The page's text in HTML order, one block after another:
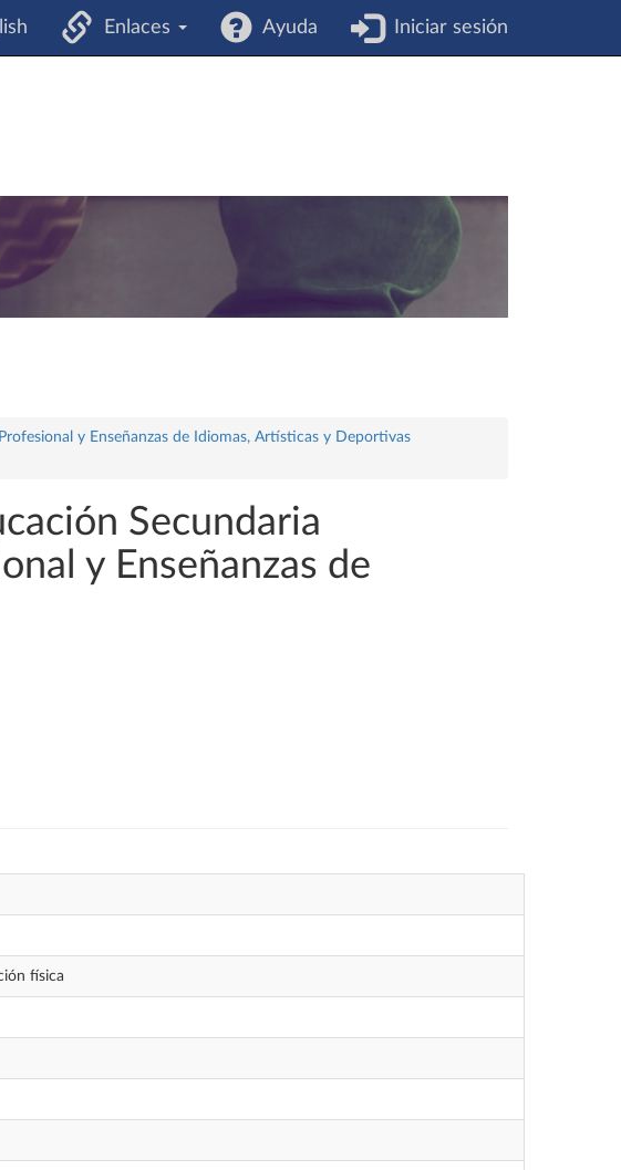
Enlaces Ayuda Iniciar sesión
y Enseñanzas de Idiomas, Artísticas y Deportivas
Secundaria
y Enseñanzas de
física